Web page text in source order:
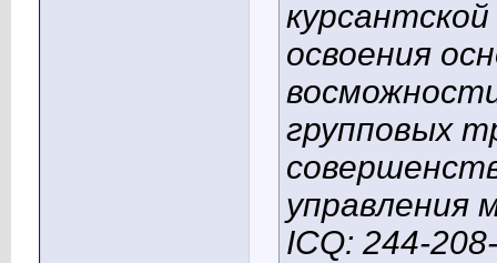
освоения
групповых
управления
ICQ: 244-